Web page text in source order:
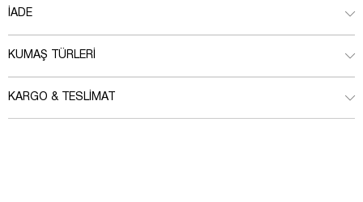
İADE
KUMAŞ TÜRLERI
KARGO & TESLIMAT